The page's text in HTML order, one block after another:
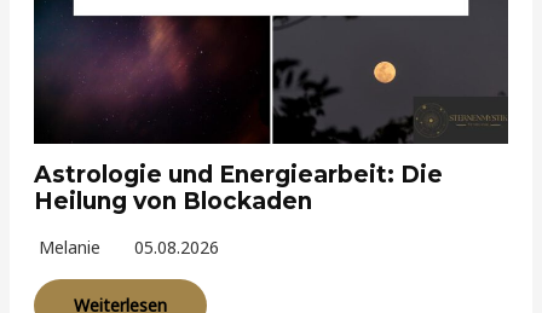
Astrologie und Energiearbeit: Die
Heilung von Blockaden
Melanie 05.08.2026
Weiterlesen